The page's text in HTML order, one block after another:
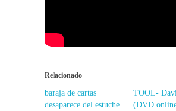
Relacionado
baraja de cartas
desaparece del estuche
TOOL-
(DVD